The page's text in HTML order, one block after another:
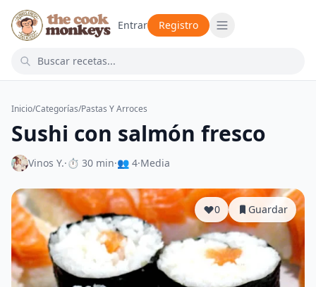
Entrar Registro
Inicio/Categorías/Pastas Y Arroces
Sushi con salmón fresco
Vinos Y.·⏱ 30 min·👥 4·Media
0 Guardar